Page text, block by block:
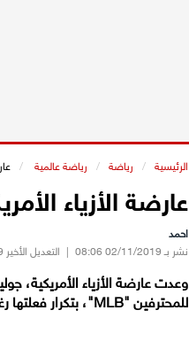
الرئيسية / رياضة / رياضة عالمية /
عارضة الأزياء
احمد
نشر بـ 02/11/2019 08:06
| التعديل الأخير 02/11/2019 08:08
وعدت عارضة الأزياء الأمريكية،
للمحترفين "MLB"، بتكرار فعلتها رغم حرمانهما من حضور مباريات البطولة.